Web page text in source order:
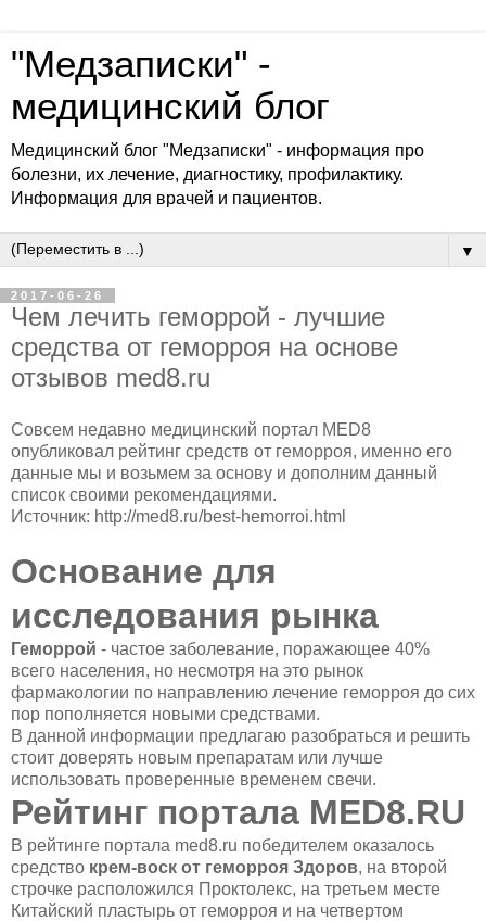
"Медзаписки" -
медицинский блог
Медицинский блог "Медзаписки" - информация про
болезни, их лечение, диагностику, профилактику.
Информация для врачей и пациентов.
▼
2017-06-26
Чем лечить геморрой - лучшие
средства от геморроя на основе
отзывов med8.ru
Совсем недавно медицинский портал MED8
опубликовал рейтинг средств от геморроя, именно его
данные мы и возьмем за основу и дополним данный
список своими рекомендациями.
Источник: http://med8.ru/best-hemorroi.html
Основание для
исследования рынка
Геморрой - частое заболевание, поражающее 40%
всего населения, но несмотря на это рынок
фармакологии по направлению лечение геморроя до сих
пор пополняется новыми средствами.
В данной информации предлагаю разобраться и решить
стоит доверять новым препаратам или лучше
использовать проверенные временем свечи.
Рейтинг портала MED8.RU
В рейтинге портала med8.ru победителем оказалось
средство крем-воск от геморроя Здоров, на второй
строчке расположился Проктолекс, на третьем месте
Китайский пластырь от геморроя и на четвертом